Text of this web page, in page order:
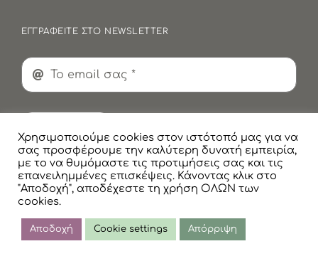
ΕΓΓΡΑΦΕΙΤΕ ΣΤΟ NEWSLETTER
© Copyright
Πολιτική Προστασίας Προσωπικών Δεδομένων
Χρησιμοποιούμε cookies στον ιστότοπό μας για να
σας προσφέρουμε την καλύτερη δυνατή εμπειρία,
με το να θυμόμαστε τις προτιμήσεις σας και τις
επανειλημμένες επισκέψεις. Κάνοντας κλικ στο
"Αποδοχή", αποδέχεστε τη χρήση ΟΛΩΝ των
cookies.
Αποδοχή Cookie settings Απόρριψη